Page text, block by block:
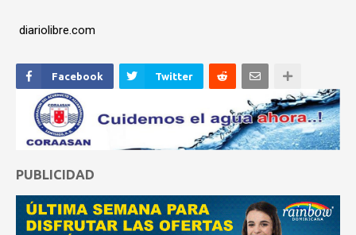
diariolibre.com
Facebook Twitter
PUBLICIDAD